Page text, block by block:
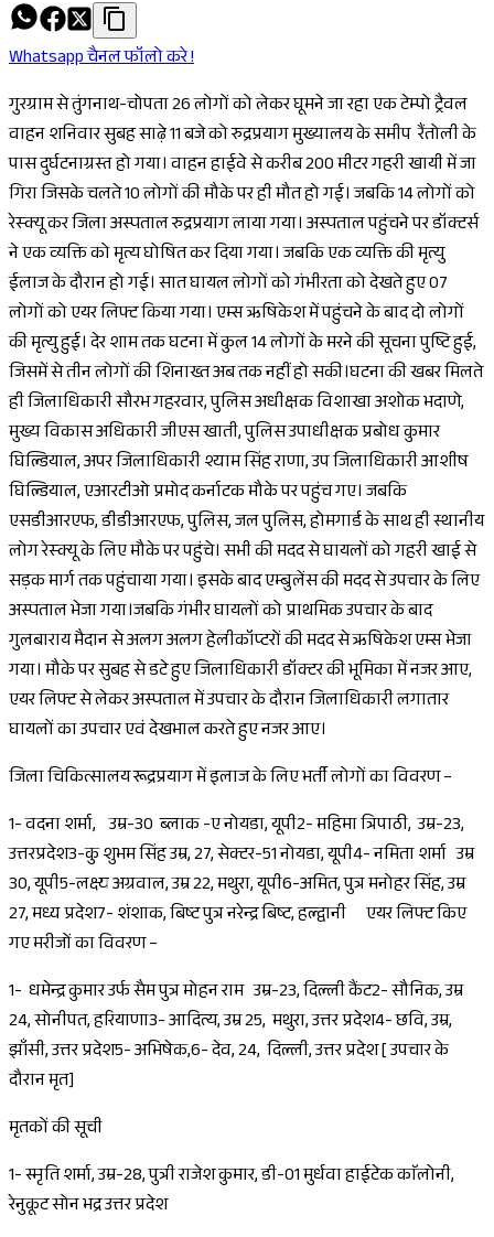
Whatsapp चैनल फॉलो करे !
गुरग्राम से तुंगनाथ-चोपता 26 लोगों को लेकर घूमने जा रहा एक टेम्पो ट्रैवल
वाहन शनिवार सुबह साढ़े 11 बजे को रुद्रप्रयाग मुख्यालय के समीप रैंतोली के
पास दुर्घटनाग्रस्त हो गया। वाहन हाईवे से करीब 200 मीटर गहरी खायी में जा
गिरा जिसके चलते 10 लोगों की मौके पर ही मौत हो गई। जबकि 14 लोगों को
रेस्क्यू कर जिला अस्पताल रुद्रप्रयाग लाया गया। अस्पताल पहुंचने पर डॉक्टर्स
ने एक व्यक्ति को मृत्य घोषित कर दिया गया। जबकि एक व्यक्ति की मृत्यु
ईलाज के दौरान हो गई। सात घायल लोगों को गंभीरता को देखते हुए 07
लोगों को एयर लिफ्ट किया गया। एम्स ऋषिकेश में पहुंचने के बाद दो लोगों
की मृत्यु हुई। देर शाम तक घटना में कुल 14 लोगों के मरने की सूचना पुष्टि हुई,
जिसमें से तीन लोगों की शिनाख्त अब तक नहीं हो सकी।घटना की खबर मिलते
ही जिलाधिकारी सौरभ गहरवार, पुलिस अधीक्षक विशाखा अशोक भदाणे,
मुख्य विकास अधिकारी जीएस खाती, पुलिस उपाधीक्षक प्रबोध कुमार
घिल्डियाल, अपर जिलाधिकारी श्याम सिंह राणा, उप जिलाधिकारी आशीष
घिल्डियाल, एआरटीओ प्रमोद कर्नाटक मौके पर पहुंच गए। जबकि
एसडीआरएफ, डीडीआरएफ, पुलिस, जल पुलिस, होमगार्ड के साथ ही स्थानीय
लोग रेस्क्यू के लिए मौके पर पहुंचे। सभी की मदद से घायलों को गहरी खाई से
सड़क मार्ग तक पहुंचाया गया। इसके बाद एम्बुलेंस की मदद से उपचार के लिए
अस्पताल भेजा गया।जबकि गंभीर घायलों को प्राथमिक उपचार के बाद
गुलबाराय मैदान से अलग अलग हेलीकॉप्टरों की मदद से ऋषिकेश एम्स भेजा
गया। मौके पर सुबह से डटे हुए जिलाधिकारी डॉक्टर की भूमिका में नजर आए,
एयर लिफ्ट से लेकर अस्पताल में उपचार के दौरान जिलाधिकारी लगातार
घायलों का उपचार एवं देखभाल करते हुए नजर आए।
जिला चिकित्सालय रूद्रप्रयाग में इलाज के लिए भर्ती लोगों का विवरण –
1- वदना शर्मा, उम्र-30 ब्लाक -ए नोयडा, यूपी2- महिमा त्रिपाठी, उम्र-23,
उत्तरप्रदेश3-कु शुभम सिंह उम्र, 27, सेक्टर-51 नोयडा, यूपी4- नमिता शर्मा उम्र
30, यूपी5-लक्ष्य अग्रवाल, उम्र 22, मथुरा, यूपी6-अमित, पुत्र मनोहर सिंह, उम्र
27, मध्य प्रदेश7- शंशाक, बिष्ट पुत्र नरेन्द्र बिष्ट, हल्द्वानी एयर लिफ्ट किए
गए मरीजों का विवरण –
1- धमेन्द्र कुमार उर्फ सैम पुत्र मोहन राम उम्र-23, दिल्ली कैंट2- सौनिक, उम्र
24, सोनीपत, हरियाणा3- आदित्य, उम्र 25, मथुरा, उत्तर प्रदेश4- छवि, उम्र,
झाँसी, उत्तर प्रदेश5- अभिषेक,6- देव, 24, दिल्ली, उत्तर प्रदेश [ उपचार के
दौरान मृत]
मृतकों की सूची
1- स्मृति शर्मा, उम्र-28, पुत्री राजेश कुमार, डी-01 मुर्धवा हाईटेक काॅलोनी,
रेनुकूट सोन भद्र उत्तर प्रदेश